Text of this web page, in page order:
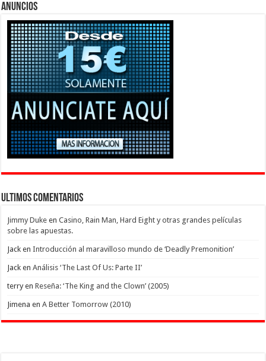
Anuncios
Ultimos Comentarios
Jimmy Duke enCasino, Rain Man, Hard Eight y otras grandes películas
sobre las apuestas.
Jack enIntroducción al maravilloso mundo de ‘Deadly Premonition’
Jack enAnálisis ‘The Last Of Us: Parte II’
terryenReseña: ‘The King and the Clown’ (2005)
Jimena enA Better Tomorrow (2010)